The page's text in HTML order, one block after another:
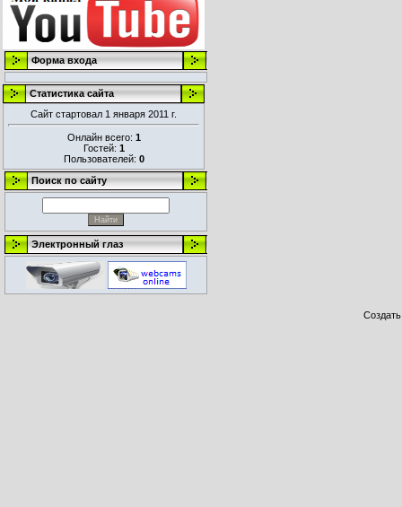
Форма входа
Статистика сайта
Сайт стартовал 1 января 2011 г.
Онлайн всего: 1
Гостей: 1
Пользователей: 0
Поиск по сайту
Электронный глаз